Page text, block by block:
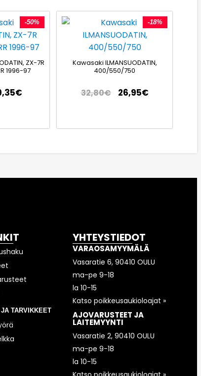
-50%
ZX-7R
1996-97
€
-18%
Kawasaki ILMANSUODATIN,
400/550/750
32,80€ 26,95€
TARVIKKEET
YHTEYSTIEDOT
VARAOSAMYYMÄLÄ
Vasaratie 6, 90410 OULU
ma-pe 9-18
la 10-15
Katso poikkeusaukioloajat »
AJOVARUSTEET JA
LAITEMYYNTI
Vasaratie 2, 90410 OULU
ma-pe 9-18
la 10-15